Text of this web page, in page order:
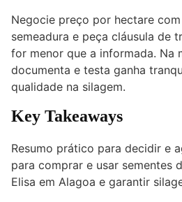
Negocie preço por hectare
semeadura e peça cláusula de
for menor que a informada. Na
documenta e testa ganha
qualidade na silagem.
Key Takeaways
Resumo prático para decidir e
para comprar e usar sementes
Elisa em Alagoa e garantir